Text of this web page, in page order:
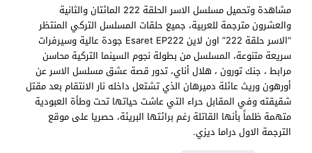
مشاهدة وتحميل مسلسل الاسر الحلقة 222 المائتان والثانية
والعشرون مترجمة للعربية، جميع حلقات المسلسل التركي المنتظر
“الاسر حلقة 222” اون لاين Esaret EP222 جودة عالية وسيرفرات
سريعة متنوعة، المسلسل من بطولة نجوم السينما التركية محاسن
مرابط ، جنك تورون ، هلال أناي، تدور قصة عشق مسلسل الاسر عن
أورهون وريث عائلة دميرهان الذي تشتعل داخله نار الانتقام بعد مقتل
شقيقته وفي المقابل حراء التي عاشت حياتها تحت وطأة العبودية
متهمة ظلماً بأنها القاتلة رغم برائتها البريئة، حصريا على موقع
الترجمة الاول دراما ديزي.